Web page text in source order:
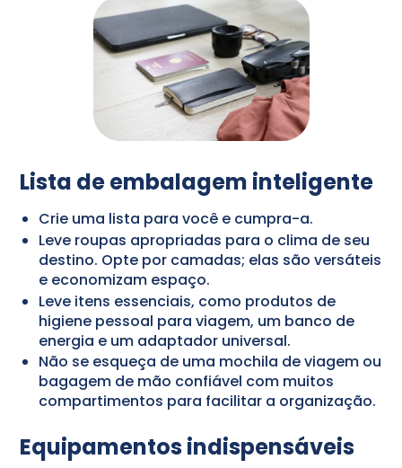
Lista de embalagem inteligente
Crie uma lista para você e cumpra-a.
Leve roupas apropriadas para o clima de seu
destino. Opte por camadas; elas são versáteis
e economizam espaço.
Leve itens essenciais, como produtos de
higiene pessoal para viagem, um banco de
energia e um adaptador universal.
Não se esqueça de uma mochila de viagem ou
bagagem de mão confiável com muitos
compartimentos para facilitar a organização.
Equipamentos indispensáveis